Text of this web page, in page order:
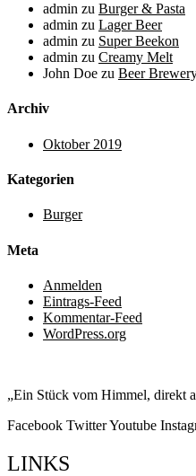
admin zu Burger & Pasta
admin zu Lager Beer
admin zu Super Beekon
admin zu Creamy Melt
John Doe zu Beer
Archiv
Oktober 2019
Kategorien
Burger
Meta
Anmelden
Eintrags-Feed
Kommentar-Feed
WordPress.org
„Ein Stück vom Himmel, direkt
Facebook TwitterYoutube
LINKS